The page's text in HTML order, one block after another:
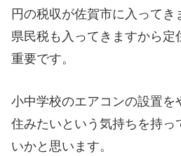
円の税収が佐賀市に入って
県民税も入ってきますから定
重要です。
小中学校のエアコンの設置を
住みたいという気持ちを持っ
いかと思います。